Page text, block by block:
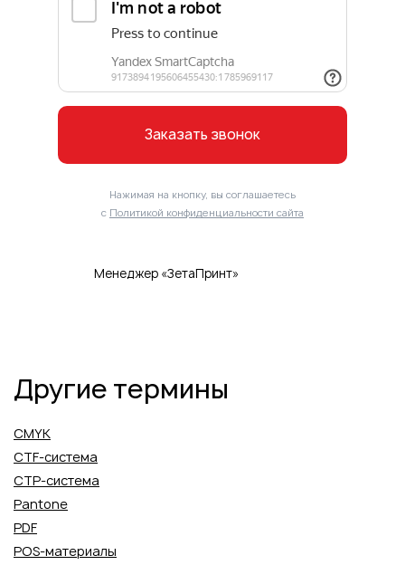
Менеджер «ЗетаПринт»
Заказать звонок
Нажимая на кнопку, вы соглашаетесь
с Политикой конфиденциальности сайта
Другие термины
CMYK
CTF-система
CTP-система
Pantone
PDF
POS-материалы